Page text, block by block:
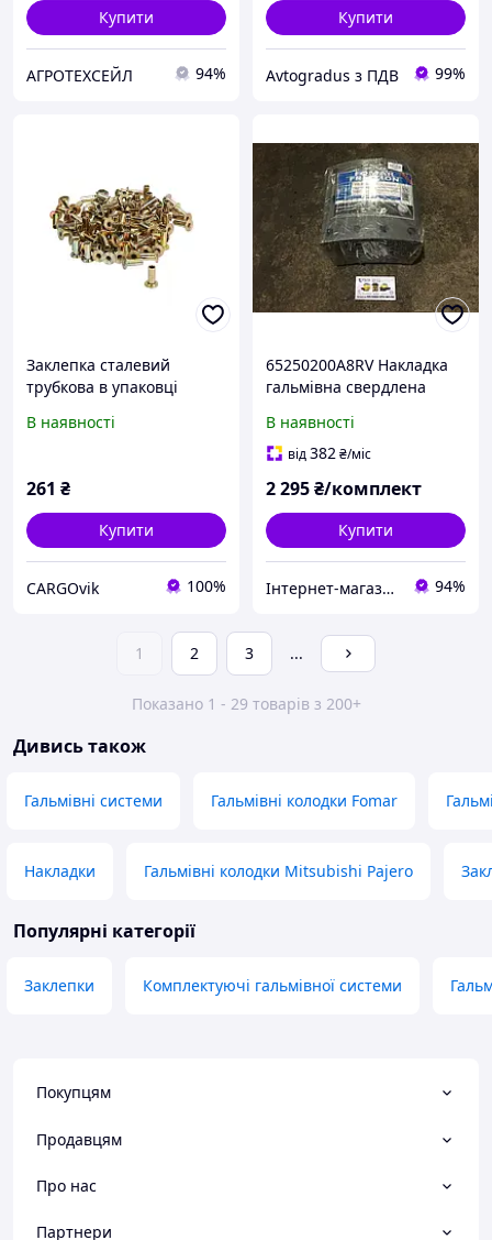
Купити
АГРОТЕХСЕЙЛ 94%
Купити
Avtogradus з ПДВ 99%
Заклепка сталевий
трубкова в упаковці
L11 L11
В наявності
261 ₴
Купити
CARGOvik 100%
65250200A8RV Накладка
гальмівна свердлена
шт., із заклепками)
(FOMAR) 6520-3501105
В наявності
від382₴/міс
2 295₴/комплект
Купити
Інтернет-магазин запчастин МАЗ КАМАЗ КРАЗ ЗИЛ ГАЗ "Орбіта Запчастина" 94%
1 2 3 ...
Показано 1 - 29 товарів з 200+
Дивись також
Гальмівні системи Гальмівні колодки Fomar
Накладки Гальмівні колодки Mitsubishi Pajero
Популярні категорії
Заклепки Комплектуючі гальмівної системи
Покупцям
Продавцям
Про нас
Партнери